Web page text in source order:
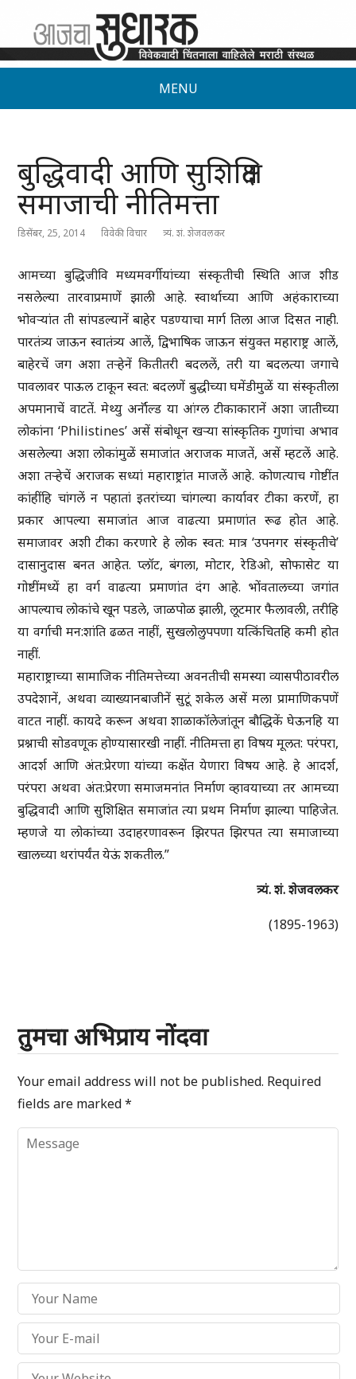
MENU
बुद्धिवादी आणि सुशिक्षित
समाजाची नीतिमत्ता
डिसेंबर, 25, 2014 विवेकी विचार त्र्यं. शं. शेजवलकर
आमच्या बुद्धिजीवि मध्यमवर्गीयांच्या संस्कृतीची स्थिति आज शीड
नसलेल्या तारवाप्रमाणें झाली आहे. स्वार्थाच्या आणि अहंकाराच्या
भोवऱ्यांत ती सांपडल्यानें बाहेर पडण्याचा मार्ग तिला आज दिसत नाही.
पारतंत्र्य जाऊन स्वातंत्र्य आलें, द्विभाषिक जाऊन संयुक्त महाराष्ट्र आलें,
बाहेरचें जग अशा तऱ्हेनें कितीतरी बदललें, तरी या बदलत्या जगाचे
पावलावर पाऊल टाकून स्वत: बदलणें बुद्धीच्या घमेंडीमुळें या संस्कृतीला
अपमानाचें वाटतें. मेथ्यु अर्नॉल्ड या आंग्ल टीकाकारानें अशा जातीच्या
लोकांना ‘Philistines’ असें संबोधून खऱ्या सांस्कृतिक गुणांचा अभाव
असलेल्या अशा लोकांमुळें समाजांत अराजक माजतें, असें म्हटलें आहे.
अशा तऱ्हेचें अराजक सध्यां महाराष्ट्रांत माजलें आहे. कोणत्याच गोष्टींत
कांहींहि चांगलें न पहातां इतरांच्या चांगल्या कार्यावर टीका करणें, हा
प्रकार आपल्या समाजांत आज वाढत्या प्रमाणांत रूढ होत आहे.
समाजावर अशी टीका करणारे हे लोक स्वत: मात्र ‘उपनगर संस्कृतीचे’
दासानुदास बनत आहेत. प्लॉट, बंगला, मोटार, रेडिओ, सोफासेट या
गोष्टींमध्यें हा वर्ग वाढत्या प्रमाणांत दंग आहे. भोंवतालच्या जगांत
आपल्याच लोकांचे खून पडले, जाळपोळ झाली, लूटमार फैलावली, तरीहि
या वर्गाची मन:शांति ढळत नाहीं, सुखलोलुपपणा यत्किंचितहि कमी होत
नाहीं.
महाराष्ट्राच्या सामाजिक नीतिमत्तेच्या अवनतीची समस्या व्यासपीठावरील
उपदेशानें, अथवा व्याख्यानबाजीनें सुटूं शकेल असें मला प्रामाणिकपणें
वाटत नाहीं. कायदे करून अथवा शाळाकॉलेजांतून बौद्धिकें घेऊनहि या
प्रश्नाची सोडवणूक होण्यासारखी नाहीं. नीतिमत्ता हा विषय मूलत: परंपरा,
आदर्श आणि अंत:प्रेरणा यांच्या कक्षेंत येणारा विषय आहे. हे आदर्श,
परंपरा अथवा अंत:प्रेरणा समाजमनांत निर्माण व्हावयाच्या तर आमच्या
बुद्धिवादी आणि सुशिक्षित समाजांत त्या प्रथम निर्माण झाल्या पाहिजेत.
म्हणजे या लोकांच्या उदाहरणावरून झिरपत झिरपत त्या समाजाच्या
खालच्या थरांपर्यंत येऊं शकतील.”
त्र्यं. शं. शेजवलकर
(1895-1963)
तुमचा अभिप्राय नोंदवा
Your email address will not be published. Required
fields are marked*